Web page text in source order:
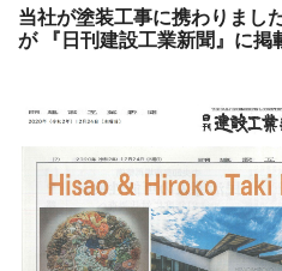
当社が塗装工事に携わりまし
が 『日刊建設工業新聞』に掲